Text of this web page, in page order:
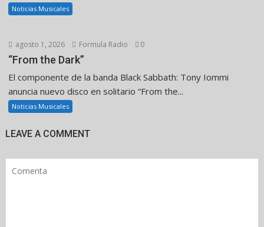
Noticias Musicales
agosto 1, 2026 Formula Radio 0
“From the Dark”
El componente de la banda Black Sabbath: Tony Iommi
anuncia nuevo disco en solitario “From the...
Noticias Musicales
LEAVE A COMMENT